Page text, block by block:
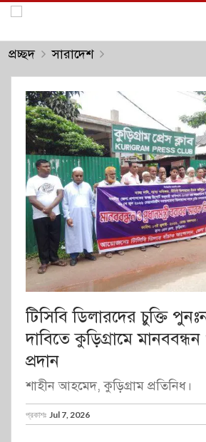
প্রচ্ছদ সারাদেশ
টিসিবি ডিলারদের চুক্তি
দাবিতে কুড়িগ্রামে
প্রদান
শাহীন আহমেদ, কুড়িগ্রাম প্রতিনিধ।
প্রকাশঃ Jul 7, 2026